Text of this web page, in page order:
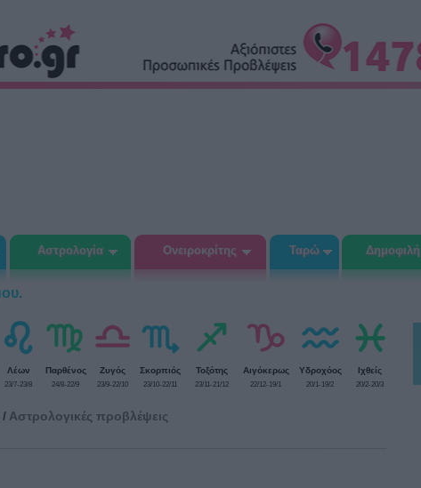
Αστρολογία Ονειροκρίτης Ταρώ Δημοφιλή
Λέων
23/7-23/8
Παρθένος
24/8-22/9
Ζυγός
23/9-22/10
Σκορπιός
23/10-22/11
Τοξότης
23/11-21/12
Αιγόκερως
22/12-19/1
Υδροχόος
20/1-19/2
Ιχθείς
20/2-20/3
/ Αστρολογικές προβλέψεις